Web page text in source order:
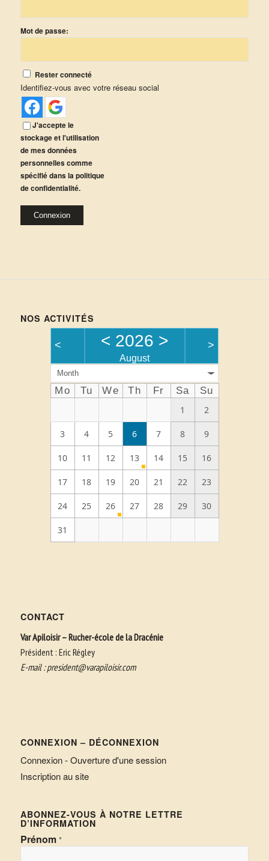
Mot de passe:
Rester connecté
Identifiez-vous avec votre réseau social
J'accepte le
stockage et l'utilisation
de mes données
personnelles comme
spécifié dans la politique
de confidentialité.
Alternative:
Connexion
NOS ACTIVITÉS
< < 2026 >
August
>
Month
Mo Tu We Th Fr Sa
Su
1
2
3 4 5 6 7 8 9
10 11 12 13 14 15 16
17 18 19 20 21 22 23
24 25 26 27 28 29 30
31
CONTACT
Var Apiloisir – Rucher-école de la Dracénie
Président : Eric Régley
E-mail :president@varapiloisir.com
CONNEXION – DÉCONNEXION
Connexion - Ouverture d'une session
Inscription au site
ABONNEZ-VOUS À NOTRE LETTRE
D’INFORMATION
Prénom *